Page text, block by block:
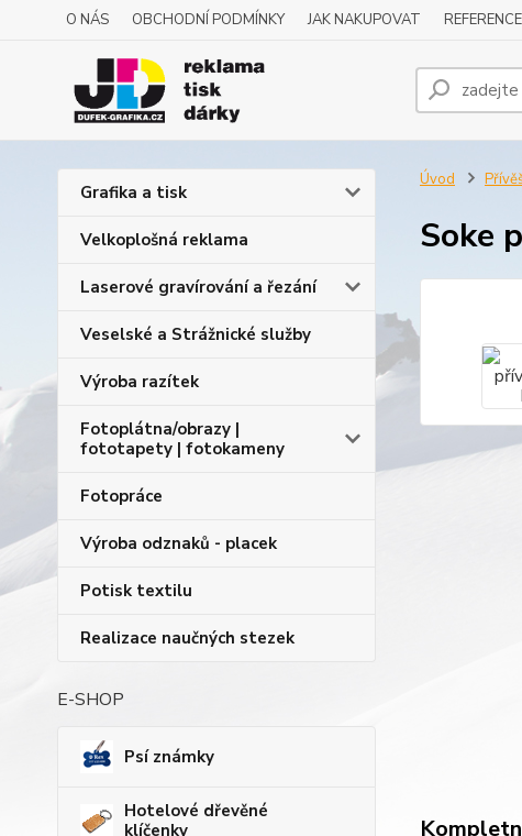
O NÁS OBCHODNÍ PODMÍNKY JAK NAKUPOVAT
Grafika a tisk
Velkoplošná reklama
Laserové gravírování a řezání
Veselské a Strážnické služby
Výroba razítek
Fotoplátna/obrazy |
fototapety | fotokameny
Fotopráce
Výroba odznaků - placek
Potisk textilu
Realizace naučných stezek
E-SHOP
Psí známky
Hotelové dřevěné
klíčenky
Úvod
Soke